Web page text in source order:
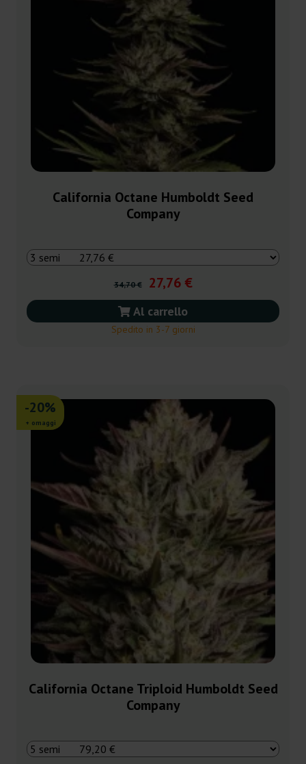
California Octane Humboldt Seed
Company
34,70 € 27,76 €
Al carrello
Spedito in 3-7 giorni
-20%
+ omaggi
California Octane Triploid Humboldt Seed
Company